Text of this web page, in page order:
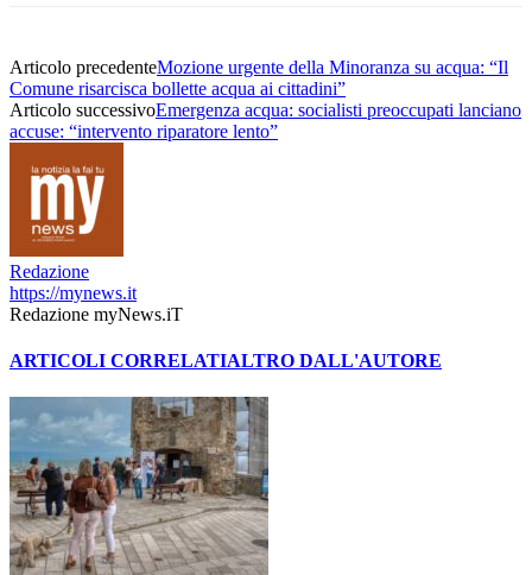
Articolo precedenteMozione urgente della Minoranza su acqua: “Il
Comune risarcisca bollette acqua ai cittadini”
Articolo successivoEmergenza acqua: socialisti preoccupati lanciano
accuse: “intervento riparatore lento”
Redazione
https://mynews.it
Redazione myNews.iT
ARTICOLI CORRELATIALTRO DALL'AUTORE